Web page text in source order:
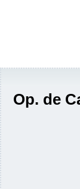
Op. de